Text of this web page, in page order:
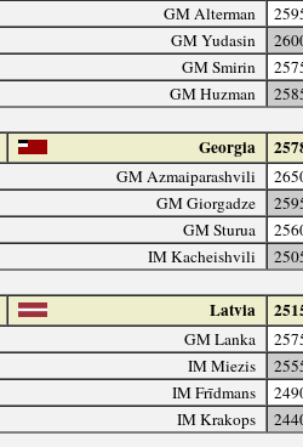
GM Alterman
GM Yudasin
GM Smirin
GM Huzman
Georgia
GM Azmaiparashvili
GM Giorgadze
GM Sturua
IM Kacheishvili
Latvia
GM Lanka
IM Miezis
IM Frīdmans
IM Krakops